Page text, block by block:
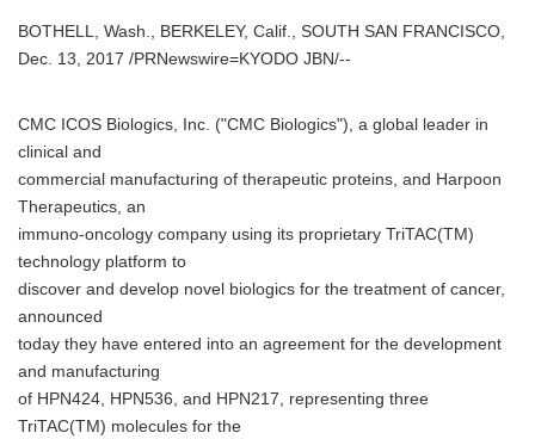
BOTHELL, Wash., BERKELEY, Calif., SOUTH SAN FRANCISCO,
Dec. 13, 2017 /PRNewswire=KYODO JBN/--
CMC ICOS Biologics, Inc. ("CMC Biologics"), a global leader in
clinical and
commercial manufacturing of therapeutic proteins, and Harpoon
Therapeutics, an
immuno-oncology company using its proprietary TriTAC(TM)
technology platform to
discover and develop novel biologics for the treatment of cancer,
announced
today they have entered into an agreement for the development
and manufacturing
of HPN424, HPN536, and HPN217, representing three
TriTAC(TM) molecules for the